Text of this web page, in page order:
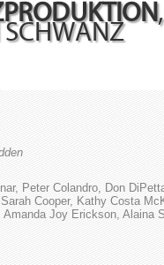
SCHWANZ
Peter Colandro, Don
Cooper, Kathy Costa
Joy Erickson, Alaina